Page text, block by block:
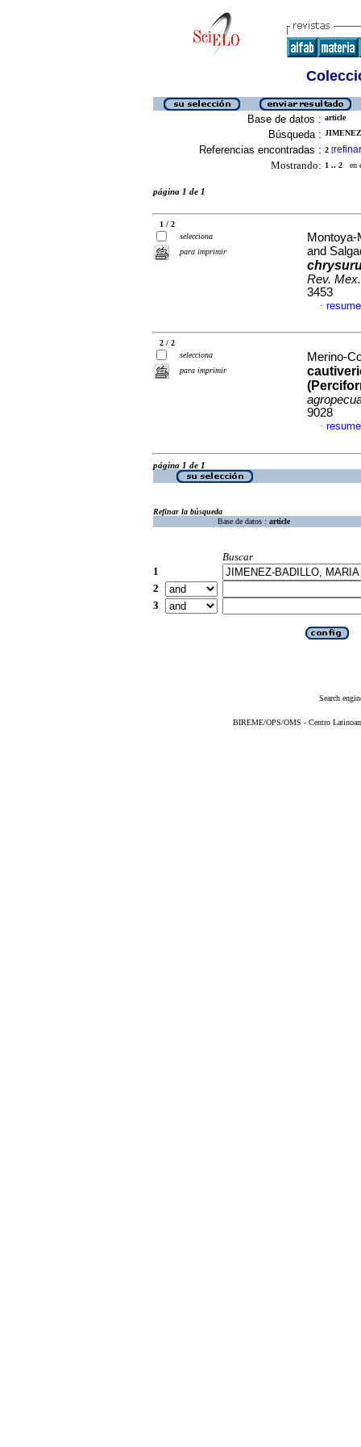
Base de datos : article
Búsqueda :
Referencias encontradas : 2 [refinar
Mostrando: 1 .. 2 en
página 1 de 1
1 / 2
selecciona
para imprimir
and
Rev.
3453
·
2 / 2
selecciona
para imprimir
Merino-
9028
·
página 1 de 1
Refinar la búsqueda
Base de datos : article
Buscar
1
2
3
Search
BIREME/OPS/OMS - Centro